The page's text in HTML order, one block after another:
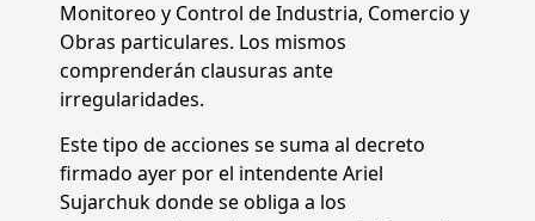
Monitoreo y Control de Industria, Comercio y
Obras particulares. Los mismos
comprenderán clausuras ante
irregularidades.
Este tipo de acciones se suma al decreto
firmado ayer por el intendente Ariel
Sujarchuk donde se obliga a los